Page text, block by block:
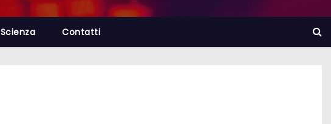
Scienza Contatti